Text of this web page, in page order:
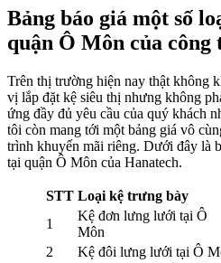
Bảng báo giá một số
quận Ô Môn của công
Trên thị trường hiện nay thật không
vị lắp đặt kệ siêu thị nhưng không
ứng đầy đủ yêu cầu của quý khách
tôi còn mang tới một bảng giá vô
trình khuyến mãi riêng. Dưới đây là
tại quận Ô Môn của Hanatech.
STT Loại kệ trưng bày
1
Kệ đơn lưng lưới tại Ô
Môn
2
Kệ đôi lưng lưới tại Ô